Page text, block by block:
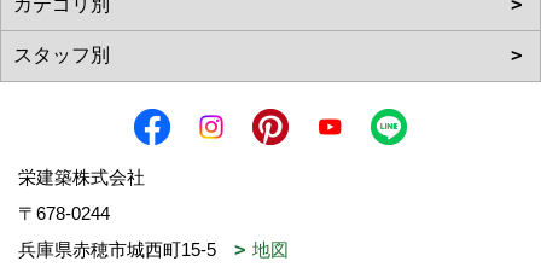
栄建築株式会社
〒678-0244
兵庫県赤穂市城西町15-5
地図